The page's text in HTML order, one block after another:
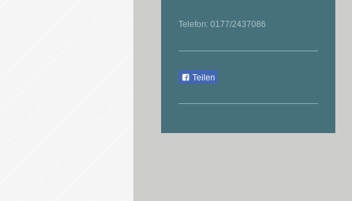
Telefon: 0177/2437086
Teilen